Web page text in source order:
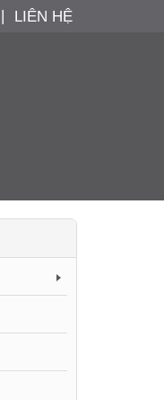
LIÊN HỆ